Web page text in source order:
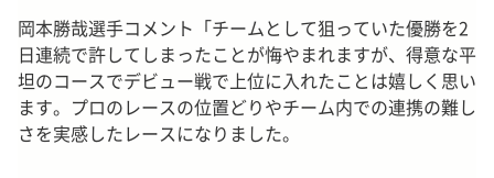
岡本勝哉選手コメント「チームとして狙っていた優勝を2
日連続で許してしまったことが悔やまれますが、得意な平
坦のコースでデビュー戦で上位に入れたことは嬉しく思い
ます。プロのレースの位置どりやチーム内での連携の難し
さを実感したレースになりました。